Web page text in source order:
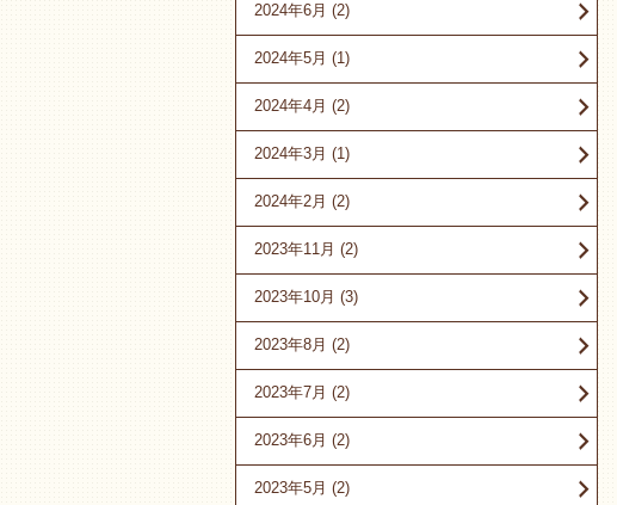
2024年6月 (2)
2024年5月 (1)
2024年4月 (2)
2024年3月 (1)
2024年2月 (2)
2023年11月 (2)
2023年10月 (3)
2023年8月 (2)
2023年7月 (2)
2023年6月 (2)
2023年5月 (2)